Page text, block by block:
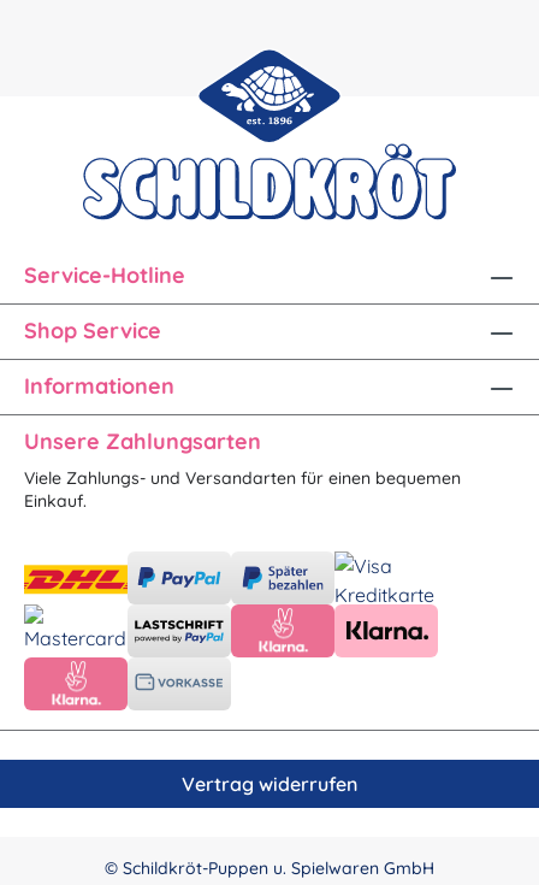
Service-Hotline
Shop Service
Informationen
Unsere Zahlungsarten
Viele Zahlungs- und Versandarten für einen bequemen
Einkauf.
Vertrag widerrufen
© Schildkröt-Puppen u. Spielwaren GmbH